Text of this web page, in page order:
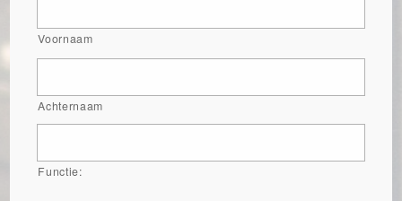
Voornaam
Achternaam
Functie: